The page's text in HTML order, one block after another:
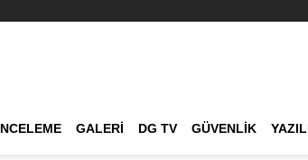
GALERI DG TV GÜVENLIK